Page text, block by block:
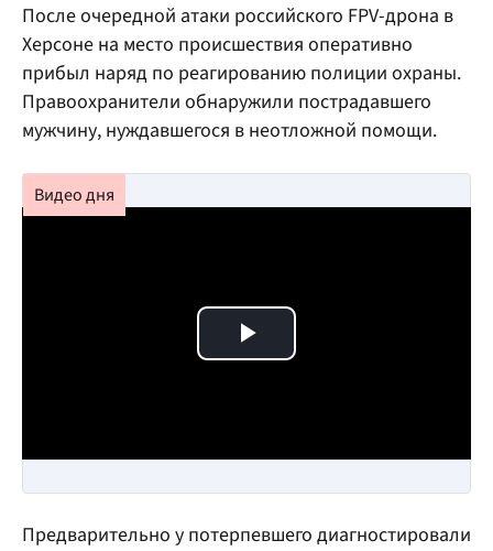
После очередной атаки российского FPV-дрона в
Херсоне на место происшествия оперативно
прибыл наряд по реагированию полиции охраны.
Правоохранители обнаружили пострадавшего
мужчину, нуждавшегося в неотложной помощи.
Play Video
Предварительно у потерпевшего диагностировали